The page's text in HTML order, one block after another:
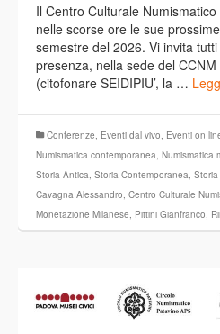
Il Centro Culturale
nelle scorse ore le sue
semestre del 2026. Vi invita
presenza, nella sede del
(citofonare SEIDIPIU’, la …
Conferenze Eventi dal vivo Eventi on
Numismatica contemporanea Numismatica
Storia Antica Storia Contemporanea
Cavagna Alessandro Centro Culturale
Monetazione Milanese Pittini Gianfranco